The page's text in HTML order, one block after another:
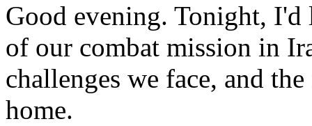
Good evening. Tonight,
of our combat mission in
challenges we face, and
home.